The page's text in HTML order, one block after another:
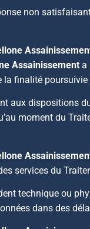
non
Assainissement a
la finalité poursuivie
aux dispositions
moment du
services du
technique ou
dans des